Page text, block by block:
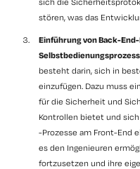
stören, was das
Einführung von Back-
besteht darin, sich in
einzufügen. Dazu muss
für die Sicherheit und
Kontrollen bietet und
-Prozesse am Front-End
es den Ingenieuren
fortzusetzen und ihre